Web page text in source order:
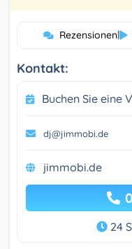
Rezensionen|
Kontakt:
Buchen Sie eine
dj@jimmobi.de
jimmobi.de
24